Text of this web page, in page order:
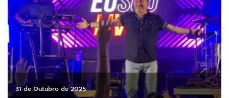
31 de Outubro de 2025